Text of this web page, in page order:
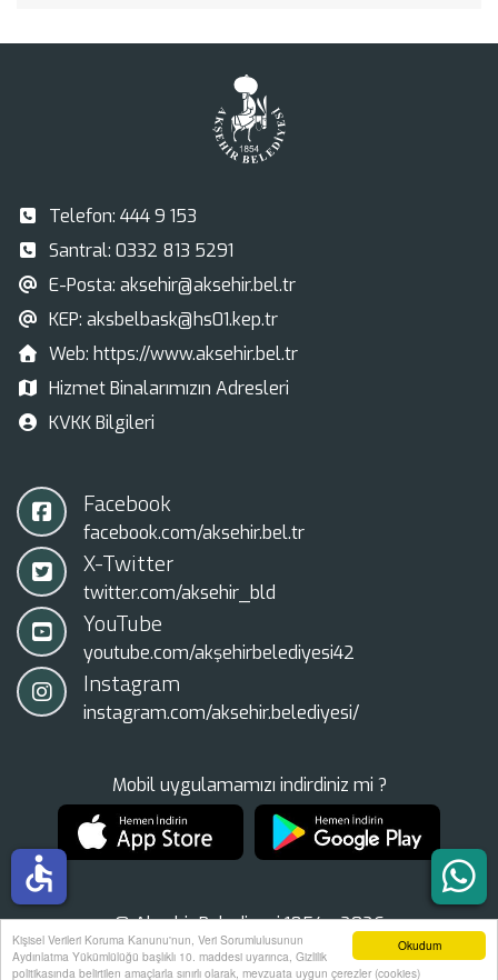
Okudum
Kişisel Verileri Koruma Kanunu'nun, Veri Sorumlulusunun
Aydınlatma Yükümlülüğü başlıklı 10. maddesi uyarınca, Gizlilik
politikasında belirtilen amaçlarla sınırlı olarak, mevzuata uygun çerezler (cookies)
Telefon: 444 9 153
Santral: 0332 813 5291
E-Posta: aksehir@aksehir.bel.tr
KEP: aksbelbask@hs01.kep.tr
Web: https://www.aksehir.bel.tr
Hizmet Binalarımızın Adresleri
KVKK Bilgileri
Facebook
facebook.com/aksehir.bel.tr
X-Twitter
twitter.com/aksehir_bld
YouTube
youtube.com/akşehirbelediyesi42
Instagram
instagram.com/aksehir.belediyesi/
Mobil uygulamamızı indirdiniz mi ?
© Akşehir Belediyesi 1854 - 2026
Tüm Hakları Saklıdır.
accessible